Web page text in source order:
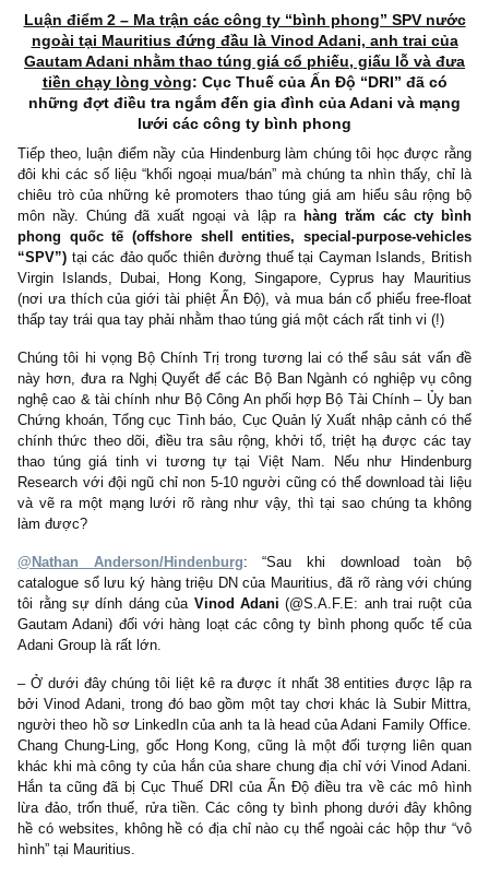
Adani Tranmission Ltd, Adani Green Energy, ­nơi mà Big-4 Audit
như Deloitte, Ernst & Young kiểm toán độc lập, thì lại nhận
kiến kiểm toán ngoại trừ “qualified opinion”, EY & Deloitte
nghi ngờ trọng yếu về khả năng kiểm soát tài chính nội bộ của
nghiệp, một báo cáo soát xét khác thì nghi ngờ cách định ra giá
sản của nhà máy điện Mundra, vốn chiếm đến 23% tài sản của
con Adani Power Limited, tức hơn 870 triệu USD vì lỗ lũy kế kéo
– Một câu hỏi được đặt ra là tại sao một tập đoàn khổng lồ với
bất thường về kế toán như vậy nhưng không một ai dám đặt ra
đó là bởi vì họ đã thay liên tục 5 CFO chỉ trong vỏn vẹn 8 năm,
cờ đỏ nghiêm trọng trong vấn đề kiểm soát nội bộ (@S.A.F.E:
thứ quá giống với FLC Group, thật bất ngờ với cty quy mô
USD tại Ấn Độ như thế!)
Luận điểm 2 – Ma trận các công ty “bình phong” SPV
ngoài tại Mauritius đứng đầu là Vinod Adani, anh trai
Gautam Adani nhằm thao túng giá cổ phiếu, giấu lỗ và
tiền chạy lòng vòng
lưới các công ty bình phong
Tiếp theo, luận điểm nầy của Hindenburg làm chúng tôi học
đôi khi các số liệu “khối ngoại mua/bán” mà chúng ta nhìn thấy,
chiêu trò của những kẻ promoters thao túng giá am hiểu sâu
môn nầy. Chúng đã xuất ngoại và lập rahàng trăm các cty
phong quốc tế (offshore shell entities, special-purpose-
“SPV”) tại các đảo quốc thiên đường thuế tại Cayman Islands,